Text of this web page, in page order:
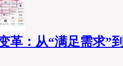
革：从“满足需求”